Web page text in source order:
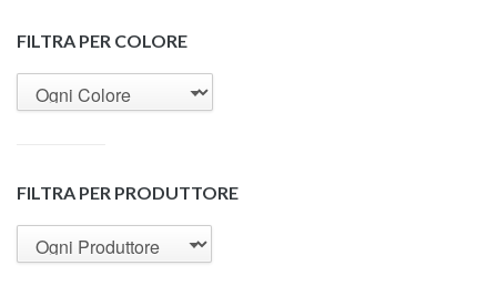
FILTRA PER COLORE
FILTRA PER PRODUTTORE